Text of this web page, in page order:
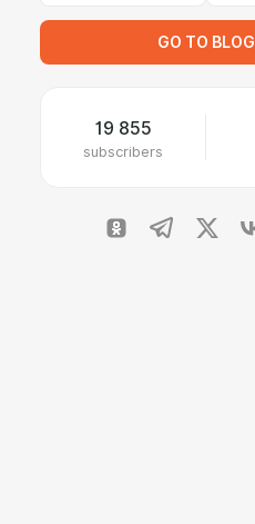
GO TO BLOG
19 855
subscribers